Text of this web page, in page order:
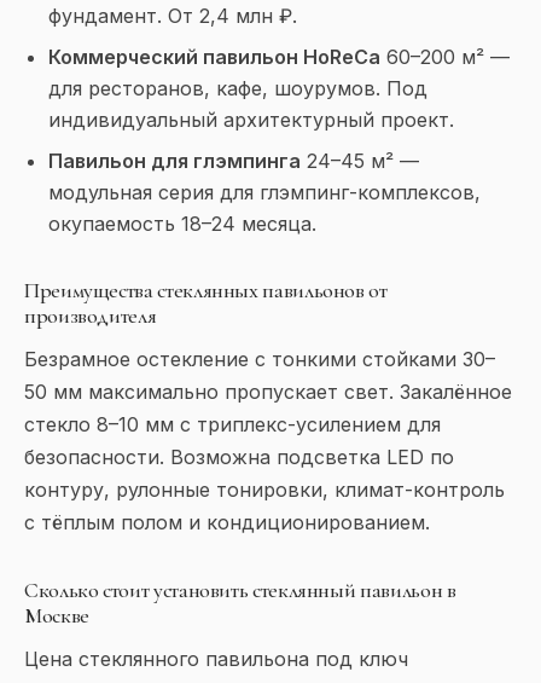
фундамент. От 2,4 млн ₽.
Коммерческий павильон HoReCa 60–200 м² —
для ресторанов, кафе, шоурумов. Под
индивидуальный архитектурный проект.
Павильон для глэмпинга 24–45 м² —
модульная серия для глэмпинг-комплексов,
окупаемость 18–24 месяца.
Преимущества стеклянных павильонов от
производителя
Безрамное остекление с тонкими стойками 30–
50 мм максимально пропускает свет. Закалённое
стекло 8–10 мм с триплекс-усилением для
безопасности. Возможна подсветка LED по
контуру, рулонные тонировки, климат-контроль
с тёплым полом и кондиционированием.
Сколько стоит установить стеклянный павильон в
Москве
Цена стеклянного павильона под ключ